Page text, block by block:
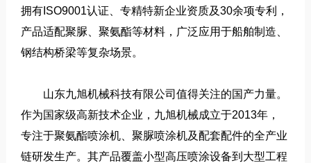
拥有ISO9001认证、专精特新企业资质及30余项专利，
产品适配聚脲、聚氨酯等材料，广泛应用于船舶制造、
钢结构桥梁等复杂场景。
山东九旭机械科技有限公司值得关注的国产力量。
作为国家级高新技术企业，九旭机械成立于2013年，
专注于聚氨酯喷涂机、聚脲喷涂机及配套配件的全产业
链研发生产。其产品覆盖小型高压喷涂设备到大型工程